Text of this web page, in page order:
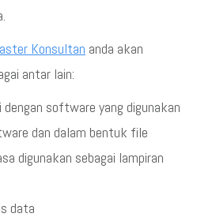
Konsultan anda akan
antar lain:
software yang digunakan
dan dalam bentuk file
digunakan sebagai lampiran
data